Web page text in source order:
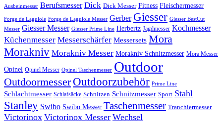
Ausbeinmesser Berufsmesser Dick Dick Messer Fitness Fleischermesser
Forge de Laguiole Forge de Laguiole Messer Gerber Giesser Giesser BestCut
Messer Giesser Messer Giesser Prime Line Herbertz Jagdmesser Kochmesser
Küchenmesser Messerschärfer Messersets Mora
Morakniv Morakniv Messer Morakniv Schnitzmesser Mora Messer
Opinel Opinel Messer Opinel Taschenmesser Outdoor
Outdoormesser Outdoorzubehör Prime Line
Schlachtmesser Schlafsäcke Schnitzen Schnitzmesser Sport Stahl
Stanley Swibo Swibo Messer Taschenmesser Tranchiermesser
Victorinox Victorinox Messer Wechsel